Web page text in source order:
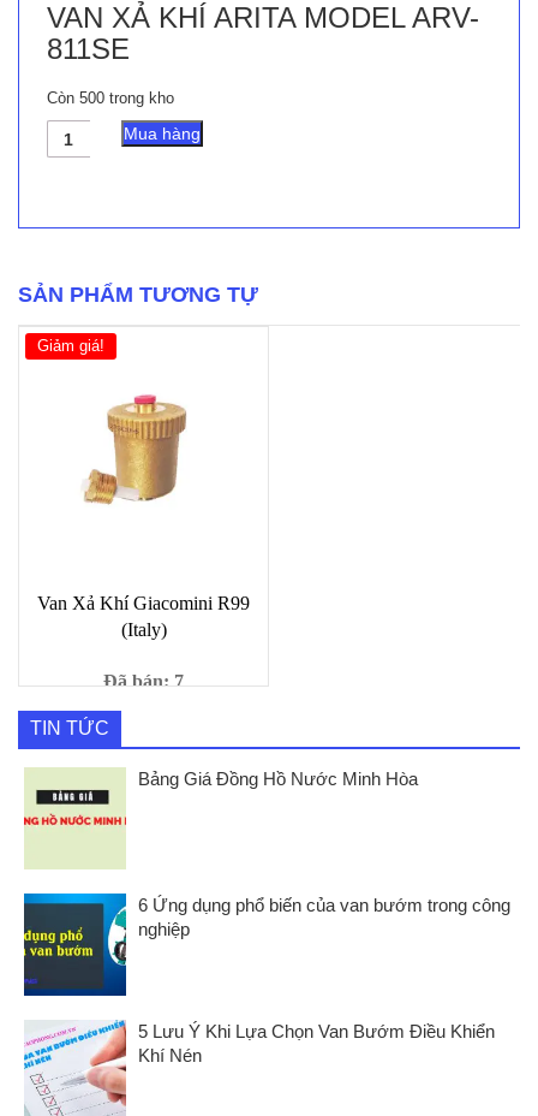
VAN XẢ KHÍ ARITA MODEL ARV-
811SE
Còn 500 trong kho
VAN
XẢ
lượng
Mua hàng
SẢN PHẨM TƯƠNG TỰ
Giảm giá!
Van Xả Khí Giacomini R99
(Italy)
Đã bán: 7
9,000
gốc
là:
9,000 ₫.
hiện
tại
TIN TỨC
Bảng Giá Đồng Hồ Nước Minh Hòa
6 Ứng dụng phổ biến của van bướm trong công
nghiệp
5 Lưu Ý Khi Lựa Chọn Van Bướm Điều Khiển
Khí Nén